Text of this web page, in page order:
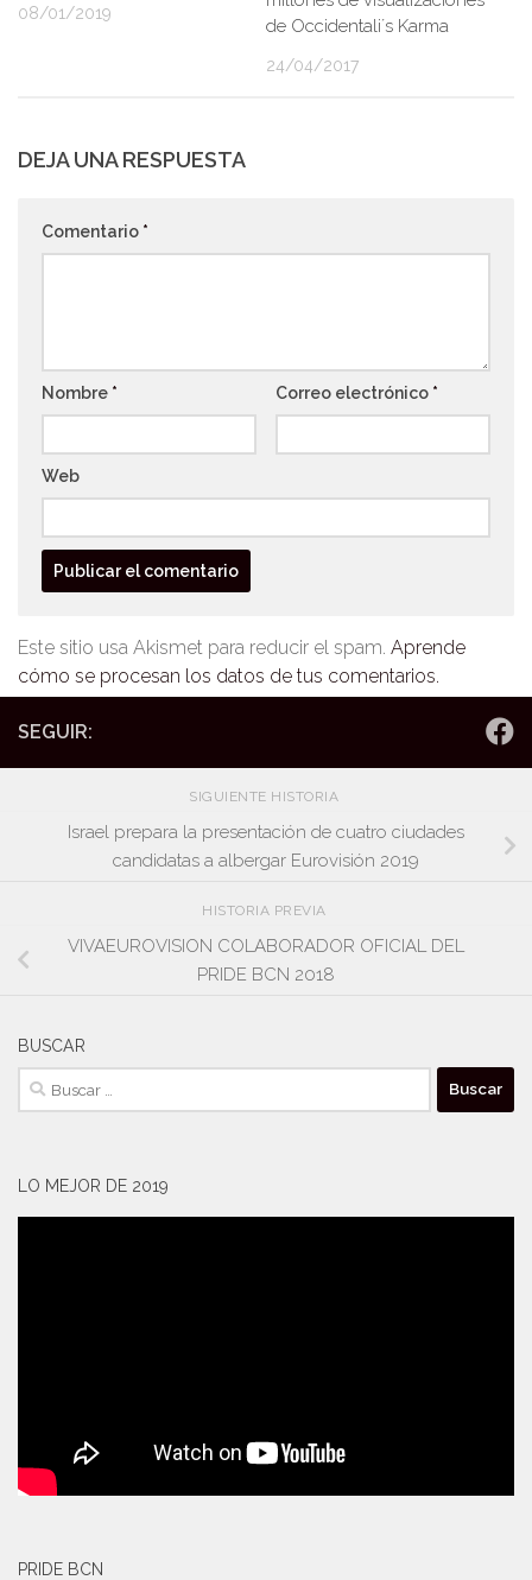
08/01/2019
de Occidentali´s Karma
24/04/2017
DEJA UNA RESPUESTA
Comentario *
Nombre * Correo electrónico *
Web
Este sitio usa Akismet para reducir el spam. Aprende
cómo se procesan los datos de tus comentarios.
SEGUIR:
SIGUIENTE HISTORIA
Israel prepara la presentación de cuatro ciudades
candidatas a albergar Eurovisión 2019
HISTORIA PREVIA
VIVAEUROVISION COLABORADOR OFICIAL DEL
PRIDE BCN 2018
BUSCAR
Buscar:
LO MEJOR DE 2019
PRIDE BCN